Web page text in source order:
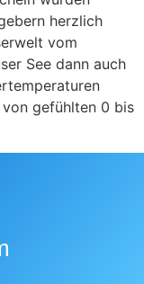
herzlich
vom
See dann auch
gefühlten 0 bis